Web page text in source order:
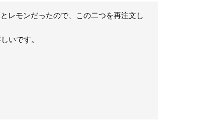
レモンだったので、この二つを再注文し
いです。